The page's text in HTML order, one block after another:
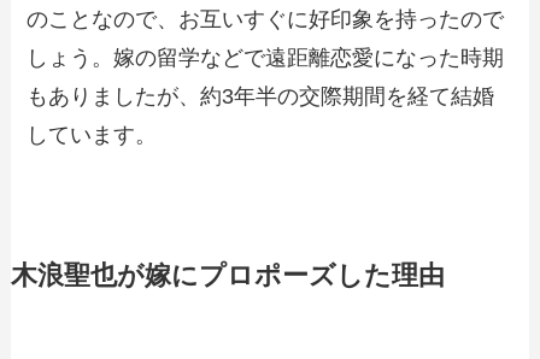
のことなので、お互いすぐに好印象を持ったので
しょう。嫁の留学などで遠距離恋愛になった時期
もありましたが、約3年半の交際期間を経て結婚
しています。
木浪聖也が嫁にプロポーズした理由